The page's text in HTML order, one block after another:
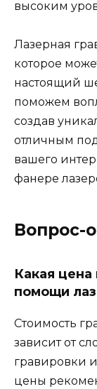
высоким
Лазерная
которое
настоящий
поможем
создав
отличным
вашего
фанере
Вопрос-
Какая
помощи
Стоимость
зависит от
гравировки
цены